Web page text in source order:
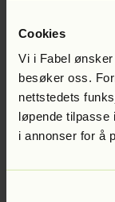
Cookies
Vi i Fabel
besøker oss.
nettstedets
løpende tilpasse
i annonser for å